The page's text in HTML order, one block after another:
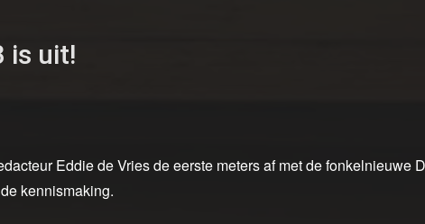
is uit!
Eddie de Vries de eerste meters af met de fonkelnieuwe
kennismaking.